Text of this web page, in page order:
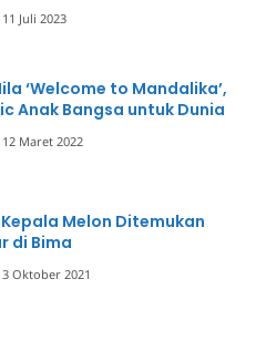
11 Juli 2023
‘Welcome to Mandalika’,
Anak Bangsa untuk Dunia
12 Maret 2022
Kepala Melon Ditemukan
di Bima
3 Oktober 2021